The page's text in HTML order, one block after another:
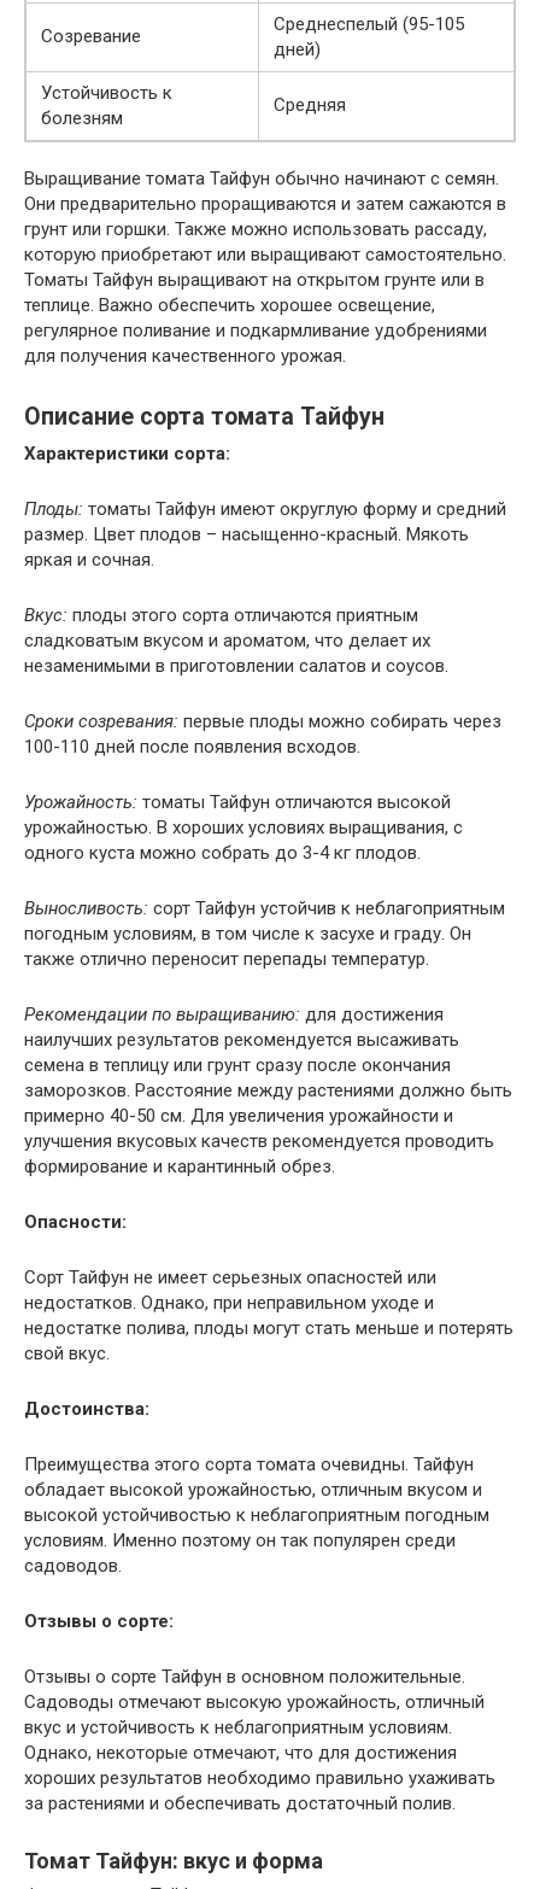
Созревание
Среднеспелый (95-105
дней)
Устойчивость к
болезням
Средняя
Выращивание томата Тайфун обычно начинают с семян.
Они предварительно проращиваются и затем сажаются в
грунт или горшки. Также можно использовать рассаду,
которую приобретают или выращивают самостоятельно.
Томаты Тайфун выращивают на открытом грунте или в
теплице. Важно обеспечить хорошее освещение,
регулярное поливание и подкармливание удобрениями
для получения качественного урожая.
Описание сорта томата Тайфун
Характеристики сорта:
Плоды: томаты Тайфун имеют округлую форму и средний
размер. Цвет плодов – насыщенно-красный. Мякоть
яркая и сочная.
Вкус: плоды этого сорта отличаются приятным
сладковатым вкусом и ароматом, что делает их
незаменимыми в приготовлении салатов и соусов.
Сроки созревания: первые плоды можно собирать через
100-110 дней после появления всходов.
Урожайность: томаты Тайфун отличаются высокой
урожайностью. В хороших условиях выращивания, с
одного куста можно собрать до 3-4 кг плодов.
Выносливость: сорт Тайфун устойчив к неблагоприятным
погодным условиям, в том числе к засухе и граду. Он
также отлично переносит перепады температур.
Рекомендации по выращиванию: для достижения
наилучших результатов рекомендуется высаживать
семена в теплицу или грунт сразу после окончания
заморозков. Расстояние между растениями должно быть
примерно 40-50 см. Для увеличения урожайности и
улучшения вкусовых качеств рекомендуется проводить
формирование и карантинный обрез.
Опасности:
Сорт Тайфун не имеет серьезных опасностей или
недостатков. Однако, при неправильном уходе и
недостатке полива, плоды могут стать меньше и потерять
свой вкус.
Достоинства:
Преимущества этого сорта томата очевидны. Тайфун
обладает высокой урожайностью, отличным вкусом и
высокой устойчивостью к неблагоприятным погодным
условиям. Именно поэтому он так популярен среди
садоводов.
Отзывы о сорте:
Отзывы о сорте Тайфун в основном положительные.
Садоводы отмечают высокую урожайность, отличный
вкус и устойчивость к неблагоприятным условиям.
Однако, некоторые отмечают, что для достижения
хороших результатов необходимо правильно ухаживать
за растениями и обеспечивать достаточный полив.
Томат Тайфун: вкус и форма